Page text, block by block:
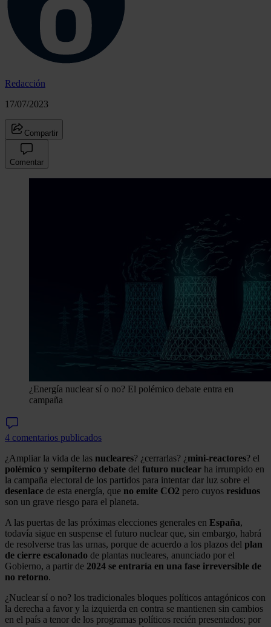
Redacción
17/07/2023
Compartir
Comentar
¿Energía nuclear sí o no? El polémico debate entra en
campaña
4 comentarios publicados
¿Ampliar la vida de las nucleares? ¿cerrarlas? ¿mini-reactores? el
polémico y sempiterno debate del futuro nuclear ha irrumpido en
la campaña electoral de los partidos para intentar dar luz sobre el
desenlace de esta energía, que no emite CO2 pero cuyos residuos
son un grave riesgo para el planeta.
A las puertas de las próximas elecciones generales en España,
todavía sigue en suspense el futuro nuclear que, sin embargo, habrá
de resolverse tras las urnas, porque de acuerdo a los plazos del plan
de cierre escalonado de plantas nucleares, anunciado por el
Gobierno, a partir de 2024 se entraría en una fase irreversible de
no retorno.
¿Nuclear sí o no? los tradicionales bloques políticos antagónicos con
la derecha a favor y la izquierda en contra se mantienen sin cambios
en el país a tenor de los programas políticos recién presentados; por